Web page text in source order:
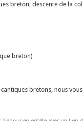
breton, descente de la
breton)
bretons, nous